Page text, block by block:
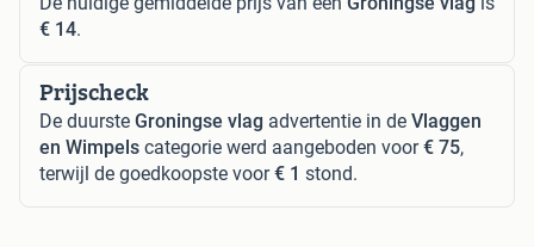
€ 14.
Prijscheck
De duurste Groningse vlag advertentie in de Vlaggen
en Wimpels categorie werd aangeboden voor€ 75,
terwijl de goedkoopste voor€ 1 stond.